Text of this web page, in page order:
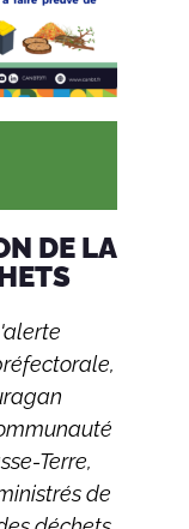
DE LA
Terre,
de